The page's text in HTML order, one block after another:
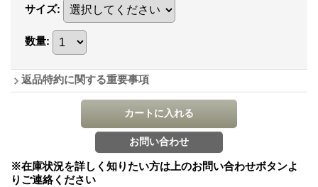
サイズ:
数量:
返品特約に関する重要事項
※在庫状況を詳しく知りたい方は上のお問い合わせボタンよ
りご連絡ください